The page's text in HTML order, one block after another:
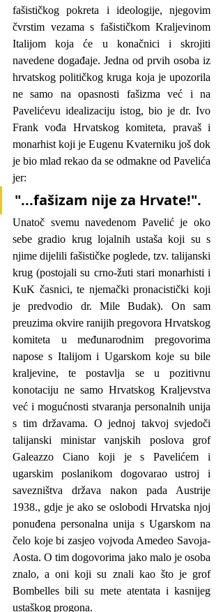
fašističkog pokreta i ideologije, njegovim
čvrstim vezama s fašističkom Kraljevinom
Italijom koja će u konačnici i skrojiti
navedene događaje. Jedna od prvih osoba iz
hrvatskog političkog kruga koja je upozorila
ne samo na opasnosti fašizma već i na
Pavelićevu idealizaciju istog, bio je dr. Ivo
Frank vođa Hrvatskog komiteta, pravaš i
monarhist koji je Eugenu Kvaterniku još dok
je bio mlad rekao da se odmakne od Pavelića
jer:
"...fašizam nije za Hrvate!".
Unatoč svemu navedenom Pavelić je oko
sebe gradio krug lojalnih ustaša koji su s
njime dijelili fašističke poglede, tzv. talijanski
krug (postojali su crno-žuti stari monarhisti i
KuK časnici, te njemački pronacistički koji
je predvodio dr. Mile Budak). On sam
preuzima okvire ranijih pregovora Hrvatskog
komiteta u međunarodnim pregovorima
napose s Italijom i Ugarskom koje su bile
kraljevine, te postavlja se u pozitivnu
konotaciju ne samo Hrvatskog Kraljevstva
već i mogućnosti stvaranja personalnih unija
s tim državama. O jednoj takvoj svjedoči
talijanski ministar vanjskih poslova grof
Galeazzo Ciano koji je s Pavelićem i
ugarskim poslanikom dogovarao ustroj i
savezništva država nakon pada Austrije
1938., gdje je ako se oslobodi Hrvatska njoj
ponuđena personalna unija s Ugarskom na
čelo koje bi zasjeo vojvoda Amedeo Savoja-
Aosta. O tim dogovorima jako malo je osoba
znalo, a oni koji su znali kao što je grof
Bombelles bili su mete atentata i kasnijeg
ustaškog progona.